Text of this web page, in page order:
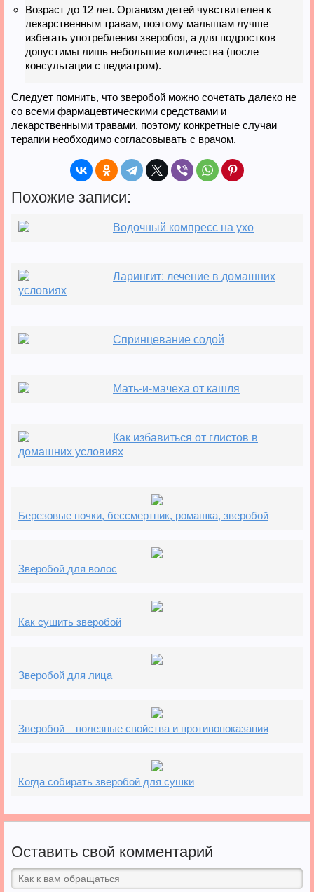
Возраст до 12 лет. Организм детей чувствителен к
лекарственным травам, поэтому малышам лучше
избегать употребления зверобоя, а для подростков
допустимы лишь небольшие количества (после
консультации с педиатром).
Следует помнить, что зверобой можно сочетать далеко не
со всеми фармацевтическими средствами и
лекарственными травами, поэтому конкретные случаи
терапии необходимо согласовывать с врачом.
Похожие записи:
Водочный компресс на ухо
Ларингит: лечение в домашних
условиях
Спринцевание содой
Мать-и-мачеха от кашля
Как избавиться от глистов в
домашних условиях
Березовые почки, бессмертник, ромашка, зверобой
Зверобой для волос
Как сушить зверобой
Зверобой для лица
Зверобой – полезные свойства и противопоказания
Когда собирать зверобой для сушки
Оставить свой комментарий